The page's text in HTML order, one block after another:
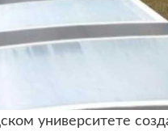
университете